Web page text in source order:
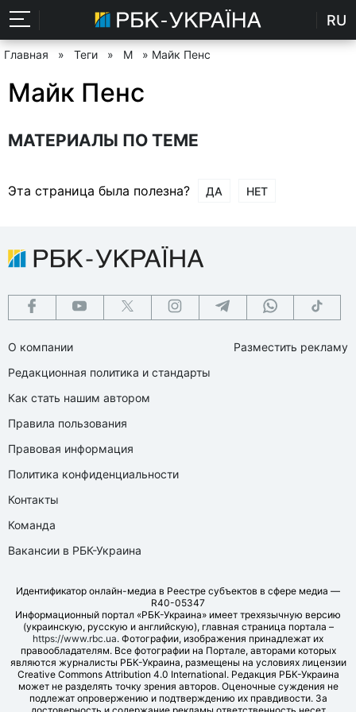
RU
Главная » Теги » М » Майк Пенс
Майк Пенс
МАТЕРИАЛЫ ПО ТЕМЕ
Эта страница была полезна? ДА НЕТ
О компании
Редакционная политика и стандарты
Как стать нашим автором
Правила пользования
Правовая информация
Политика конфиденциальности
Контакты
Команда
Вакансии в РБК-Украина
Разместить рекламу
Идентификатор онлайн-медиа в Реестре субъектов в сфере медиа —
R40-05347
Информационный портал «РБК-Украина» имеет трехязычную версию
(украинскую, русскую и английскую), главная страница портала –
https://www.rbc.ua. Фотографии, изображения принадлежат их
правообладателям. Все фотографии на Портале, авторами которых
являются журналисты РБК-Украина, размещены на условиях лицензии
Creative Commons Attribution 4.0 International. Редакция РБК-Украина
может не разделять точку зрения авторов. Оценочные суждения не
подлежат опровержению и подтверждению их правдивости. За